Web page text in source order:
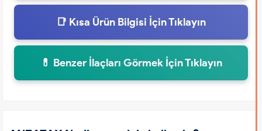
📑 Kısa Ürün Bilgisi İçin Tıklayın
💊 Benzer İlaçları Görmek İçin Tıklayın